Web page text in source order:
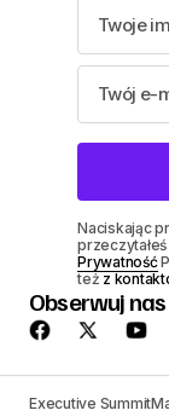
Naciskając
Prywatność
też z
Obserwuj nas
Executive Summit